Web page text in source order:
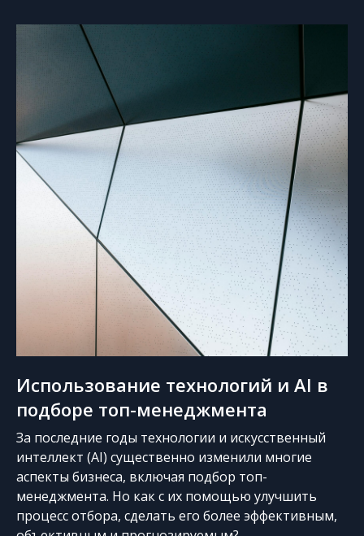
Использование технологий и AI в
подборе топ-менеджмента
За последние годы технологии и искусственный
интеллект (AI) существенно изменили многие
аспекты бизнеса, включая подбор топ-
менеджмента. Но как с их помощью улучшить
процесс отбора, сделать его более эффективным,